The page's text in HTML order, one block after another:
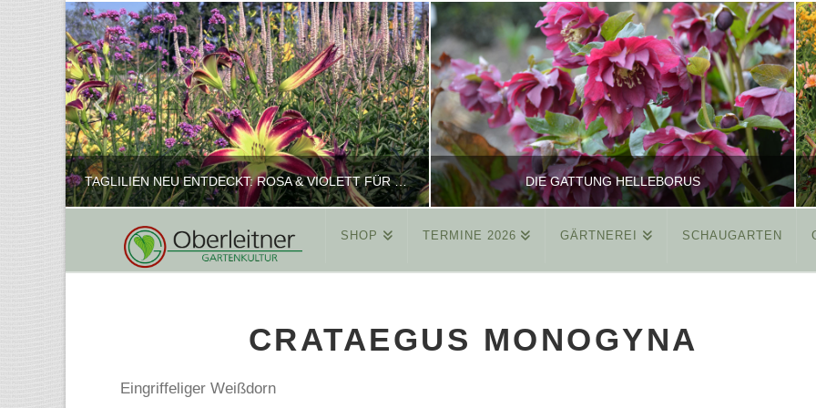
TAGLILIEN NEU ENTDECKT: ROSA & VIOLETT FÜR ROMANTISCHE PFLANZKOMBINATIONEN
REINHARD
FEBRUAR 16, 2025
DIE GATTUNG HELLEBORUS
REINHARD
MÄRZ 26, 2015
SHOP TERMINE 2026 GÄRTNEREI SCHAUGARTEN
CRATAEGUS MONOGYNA
Eingriffeliger Weißdorn